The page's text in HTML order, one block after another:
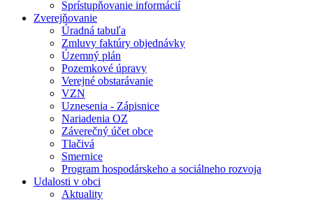
Sprístupňovanie informácií
Zverejňovanie
Úradná tabuľa
Zmluvy faktúry objednávky
Územný plán
Pozemkové úpravy
Verejné obstarávanie
VZN
Uznesenia - Zápisnice
Nariadenia OZ
Záverečný účet obce
Tlačivá
Smernice
Program hospodárskeho a sociálneho rozvoja
Udalosti v obci
Aktuality